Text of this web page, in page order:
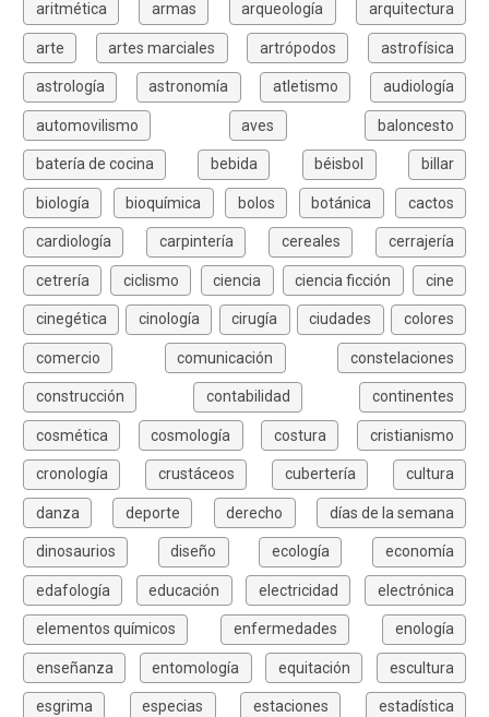
aritmética armas arqueología arquitectura
arte artes marciales artrópodos astrofísica
astrología astronomía atletismo audiología
automovilismo aves baloncesto
batería de cocina bebida béisbol billar
biología bioquímica bolos botánica cactos
cardiología carpintería cereales cerrajería
cetrería ciclismo ciencia ciencia ficción cine
cinegética cinología cirugía ciudades colores
comercio comunicación constelaciones
construcción contabilidad continentes
cosmética cosmología costura cristianismo
cronología crustáceos cubertería cultura
danza deporte derecho días de la semana
dinosaurios diseño ecología economía
edafología educación electricidad electrónica
elementos químicos enfermedades enología
enseñanza entomología equitación escultura
esgrima especias estaciones estadística